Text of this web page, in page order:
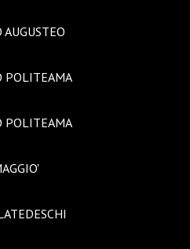
AUGUSTEO
POLITEAMA
POLITEAMA